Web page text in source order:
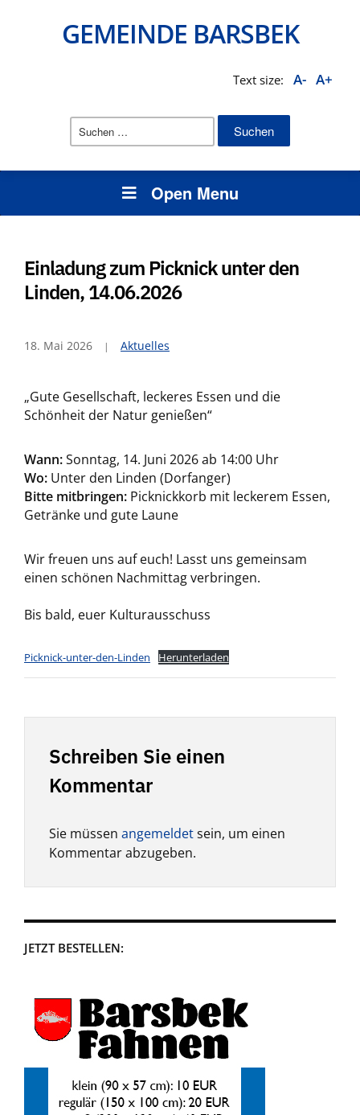
GEMEINDE BARSBEK
Text size: A- A+
Suchen
Open Menu
Einladung zum Picknick unter den
Linden, 14.06.2026
18. Mai 2026 Aktuelles
„Gute Gesellschaft, leckeres Essen und die
Schönheit der Natur genießen“
Wann:Sonntag, 14. Juni 2026 ab 14:00 Uhr
Wo: Unter den Linden (Dorfanger)
Bitte mitbringen: Picknickkorb mit leckerem Essen,
Getränke und gute Laune
Wir freuen uns auf euch! Lasst uns gemeinsam
einen schönen Nachmittag verbringen.
Bis bald, euer Kulturausschuss
Picknick-unter-den-Linden Herunterladen
Schreiben Sie einen
Kommentar
Sie müssen angemeldetsein, um einen
Kommentar abzugeben.
JETZT BESTELLEN: